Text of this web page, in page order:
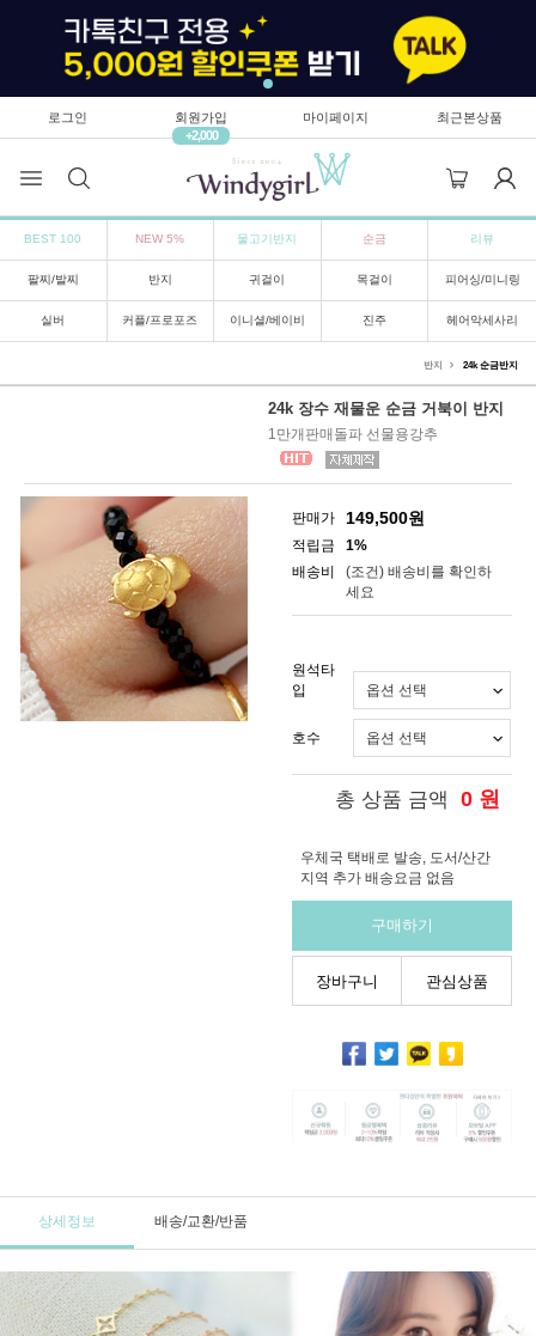
로그인 회원가입
+2,000
마이페이지 최근본상품
BEST 100 NEW 5% 물고기반지 순금 리뷰
팔찌/발찌 반지 귀걸이 목걸이 피어싱/미니링
실버 커플/프로포즈 이니셜/베이비 진주 헤어악세사리
반지 24k 순금반지
24k 장수 재물운 순금 거북이 반지
1만개판매돌파 선물용강추
판매가 149,500원
적립금
1%
배송비
(조건) 배송비를 확인하
세요
원석타
입
호수
총 상품 금액 0 원
우체국 택배로 발송, 도서/산간
지역 추가 배송요금 없음
구매하기
장바구니 관심상품
상세정보 배송/교환/반품